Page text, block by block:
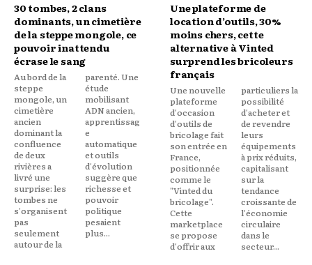
30 tombes, 2 clans
dominants, un cimetière
de la steppe mongole, ce
pouvoir inattendu
écrase le sang
Au bord de la
steppe
mongole, un
cimetière
ancien
dominant la
confluence
de deux
rivières a
livré une
surprise: les
tombes ne
s'organisent
pas
seulement
autour de la
parenté. Une
étude
mobilisant
ADN ancien,
apprentissag
e
automatique
et outils
d'évolution
suggère que
richesse et
pouvoir
politique
pesaient
plus...
Une plateforme de
location d’outils, 30%
moins chers, cette
alternative à Vinted
surprend les bricoleurs
français
Une nouvelle
plateforme
d'occasion
d'outils de
bricolage fait
son entrée en
France,
positionnée
comme le
"Vinted du
bricolage".
Cette
marketplace
se propose
d'offrir aux
particuliers la
possibilité
d'acheter et
de revendre
leurs
équipements
à prix réduits,
capitalisant
sur la
tendance
croissante de
l'économie
circulaire
dans le
secteur...